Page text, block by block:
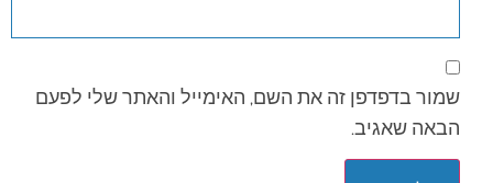
שמור בדפדפן זה את השם, האימייל והאתר שלי לפעם
הבאה שאגיב.